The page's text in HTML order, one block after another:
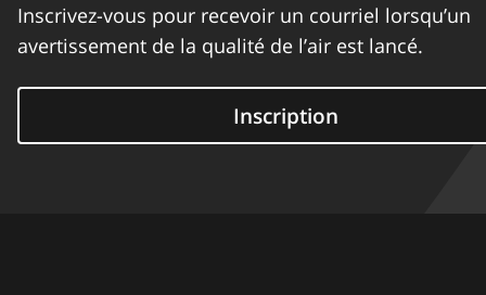
Inscrivez-vous pour recevoir un courriel lorsqu’un
avertissement de la qualité de l’air est lancé.
Inscription